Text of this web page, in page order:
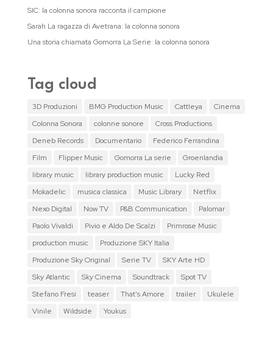
SIC: la colonna sonora racconta il campione
Sarah La ragazza di Avetrana: la colonna sonora
Una storia chiamata Gomorra La Serie: la colonna sonora
Tag cloud
3D Produzioni BMG Production Music Cattleya
Cinema
Colonna Sonora
colonne sonore
Cross Productions
Deneb Records
Documentario
Federico Ferrandina
Film
Flipper Music Gomorra La serie
Groenlandia
library music
library production music
Lucky Red
Mokadelic
musica classica Music Library
Netflix
Nexo Digital
Now TV P&B Communication
Palomar
Paolo Vivaldi
Pivio e Aldo De Scalzi
Primrose Music
production music
Produzione SKY Italia
Produzione Sky Original
Serie TV
SKY Arte HD
Sky Atlantic
Sky Cinema Soundtrack
Spot TV
Stefano Fresi
teaser That's Amore trailer
Ukulele
Vinile
Wildside Youkus